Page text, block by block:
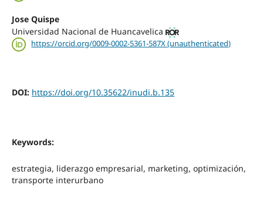
Jose Quispe
Universidad Nacional de Huancavelica
https://orcid.org/0009-0002-5361-587X (unauthenticated)
DOI: https://doi.org/10.35622/inudi.b.135
Keywords:
estrategia, liderazgo empresarial, marketing, optimización,
transporte interurbano